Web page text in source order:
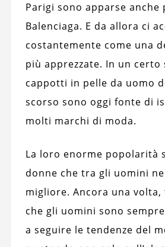
Parigi sono apparse anche
Balenciaga. E da allora ci
costantemente come una
più apprezzate. In un certo
cappotti in pelle da uomo
scorso sono oggi fonte di
molti marchi di moda.
La loro enorme popolarità
donne che tra gli uomini
migliore. Ancora una
che gli uomini sono
a seguire le tendenze del